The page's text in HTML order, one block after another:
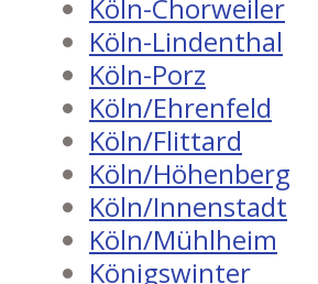
Köln-Chorweiler
Köln-Lindenthal
Köln-Porz
Köln/Ehrenfeld
Köln/Flittard
Köln/Höhenberg
Köln/Innenstadt
Köln/Mühlheim
Königswinter